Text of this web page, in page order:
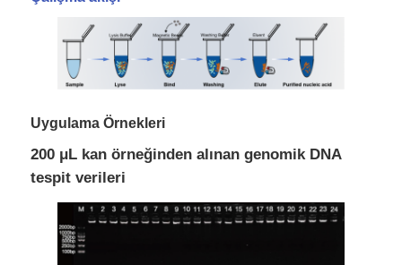
Ana Sayfa
Ürünler
Hakkımızda
Uygulama Örnekleri
200 μL kan örneğinden alınan genomik DNA
tespit verileri